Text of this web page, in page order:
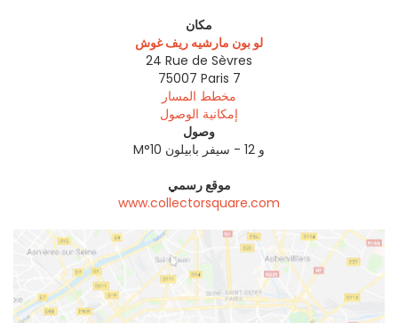
مكان
لو بون مارشيه ريف غوش
24 Rue de Sèvres
75007 Paris 7
مخطط المسار
إمكانية الوصول
وصول
M°10 و 12 - سيفر بابيلون
موقع رسمي
www.collectorsquare.com